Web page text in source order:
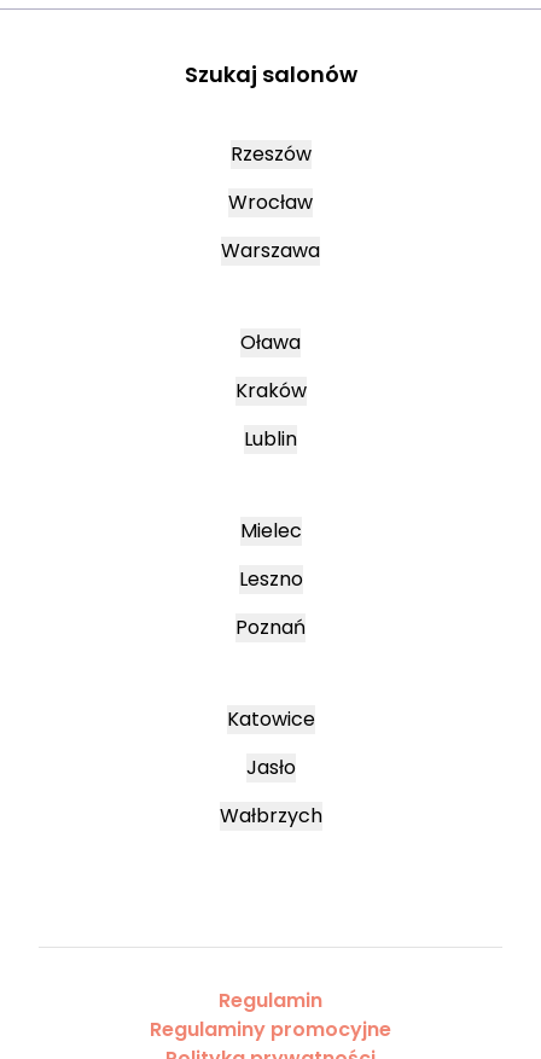
Szukaj salonów
Rzeszów
Wrocław
Warszawa
Oława
Kraków
Lublin
Mielec
Leszno
Poznań
Katowice
Jasło
Wałbrzych
Regulamin
Regulaminy promocyjne